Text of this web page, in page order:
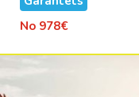
No 978€